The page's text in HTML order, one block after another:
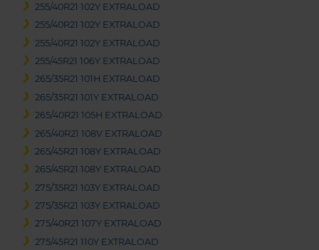
255/40R21 102Y EXTRALOAD
255/40R21 102Y EXTRALOAD
255/40R21 102Y EXTRALOAD
255/45R21 106Y EXTRALOAD
265/35R21 101H EXTRALOAD
265/35R21 101Y EXTRALOAD
265/40R21 105H EXTRALOAD
265/40R21 108V EXTRALOAD
265/45R21 108Y EXTRALOAD
265/45R21 108Y EXTRALOAD
275/35R21 103Y EXTRALOAD
275/35R21 103Y EXTRALOAD
275/40R21 107Y EXTRALOAD
275/45R21 110Y EXTRALOAD